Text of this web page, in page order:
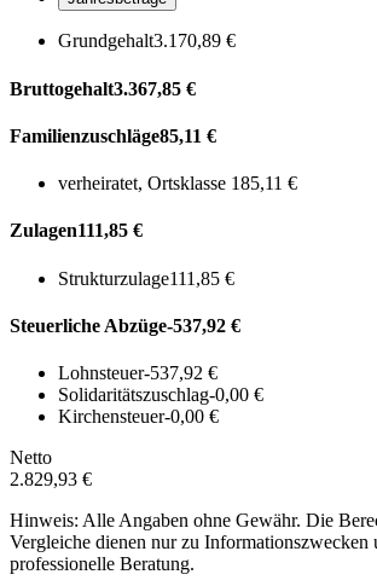
Grundgehalt3.170,89 €
Bruttogehalt3.367,85 €
Familienzuschläge85,11 €
verheiratet, Ortsklasse 185,11 €
Zulagen111,85 €
Strukturzulage111,85 €
Steuerliche Abzüge-537,92 €
Lohnsteuer-537,92 €
Solidaritätszuschlag-0,00 €
Kirchensteuer-0,00 €
Netto
2.829,93 €
Hinweis: Alle Angaben ohne Gewähr. Die
Vergleiche dienen nur zu Informationszwecken
professionelle Beratung.